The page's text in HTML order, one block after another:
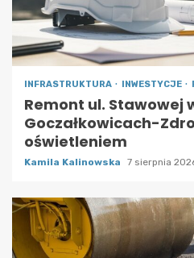
INFRASTRUKTURA INWESTYCJE
Remont ul. Stawowej
Goczałkowicach-
oświetleniem
Kamila Kalinowska 7 sierpnia